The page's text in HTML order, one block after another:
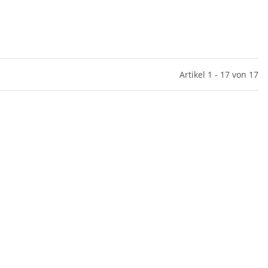
Artikel 1 - 17 von 17